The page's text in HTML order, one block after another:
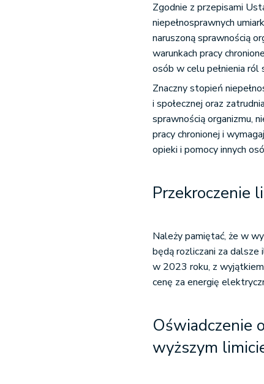
Zgodnie z przepisami
niepełnosprawnych
naruszoną sprawnością
warunkach pracy
osób w celu pełnienia ról
Znaczny stopień
i społecznej oraz
sprawnością organizmu,
pracy chronionej i
opieki i pomocy innych
Przekroczenie
Należy pamiętać, że w
będą rozliczani za
w 2023 roku, z
cenę za energię
Oświadczenie
wyższym